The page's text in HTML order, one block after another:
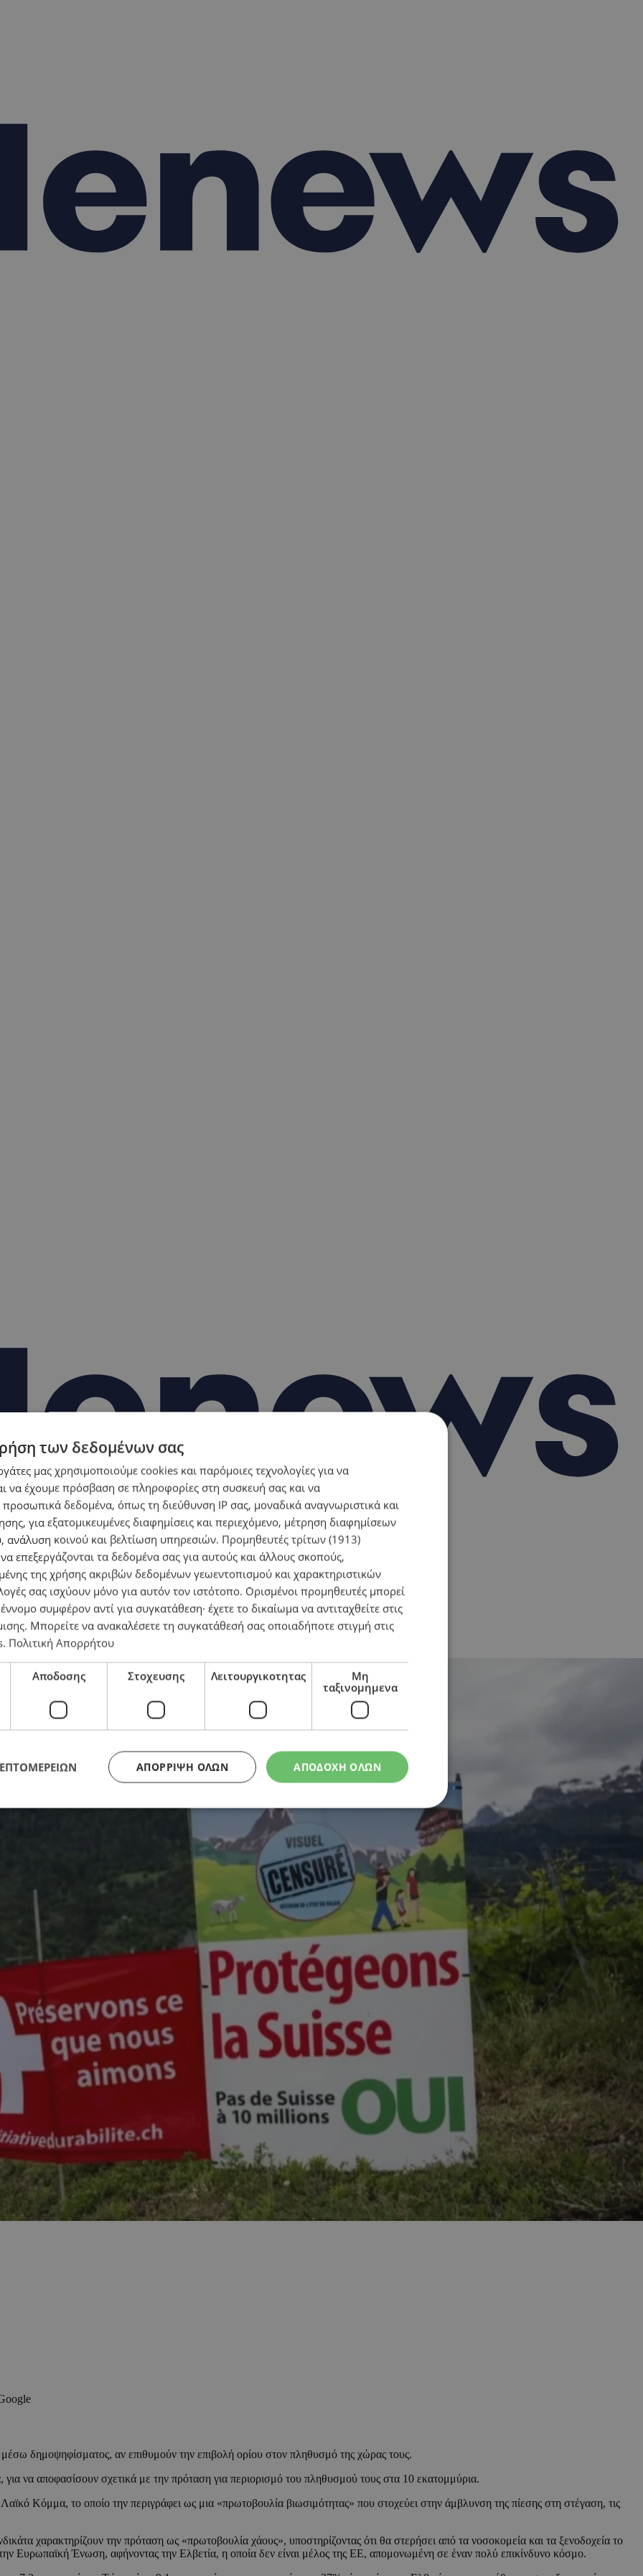
μπει «φρένο» στον πληθυσμό της χώρας
δημοψηφίσματος, αν επιθυμούν την επιβολή ορίου στον πληθυσμό της χώρας τους.
να αποφασίσουν σχετικά με την πρόταση για περιορισμό του πληθυσμού τους στα 10 εκατομμύρια.
Κόμμα, το οποίο την περιγράφει ως μια «πρωτοβουλία βιωσιμότητας» που στοχεύει στην άμβλυνση της πίεσης στη στέγαση, τις
χαρακτηρίζουν την πρόταση ως «πρωτοβουλία χάους», υποστηρίζοντας ότι θα στερήσει από τα νοσοκομεία και τα ξενοδοχεία το
Ευρωπαϊκή Ένωση, αφήνοντας την Ελβετία, η οποία δεν είναι μέλος της ΕΕ, απομονωμένη σε έναν πολύ επικίνδυνο κόσμο.
των δεδομένων σας
μας χρησιμοποιούμε cookies και παρόμοιες τεχνολογίες για να
να έχουμε πρόσβαση σε πληροφορίες στη συσκευή σας και να
προσωπικά δεδομένα, όπως τη διεύθυνση IP σας, μοναδικά αναγνωριστικά και
για εξατομικευμένες διαφημίσεις και περιεχόμενο, μέτρηση διαφημίσεων
ανάλυση κοινού και βελτίωση υπηρεσιών. Προμηθευτές τρίτων (1913)
να επεξεργάζονται τα δεδομένα σας για αυτούς και άλλους σκοπούς,
της χρήσης ακριβών δεδομένων γεωεντοπισμού και χαρακτηριστικών
σας ισχύουν μόνο για αυτόν τον ιστότοπο. Ορισμένοι προμηθευτές μπορεί
συμφέρον αντί για συγκατάθεση· έχετε το δικαίωμα να αντιταχθείτε στις
. Μπορείτε να ανακαλέσετε τη συγκατάθεσή σας οποιαδήποτε στιγμή στις
. Πολιτική Απορρήτου
Αποδοσης Στοχευσης Λειτουργικοτητας
Μη
ταξινομημενα
ΑΠΟΔΟΧΗ ΟΛΩΝ
ΑΠΌΡΡΙΨΗ ΌΛΩΝ